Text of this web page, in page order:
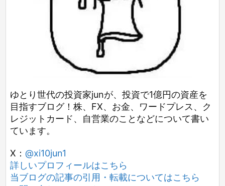
ゆとり世代の投資家junが、投資で1億円の資産を
目指すブログ！株、FX、お金、ワードプレス、ク
レジットカード、自営業のことなどについて書い
ています。
X： @xi10jun1
詳しいプロフィールはこちら
当ブログの記事の引用・転載についてはこちら